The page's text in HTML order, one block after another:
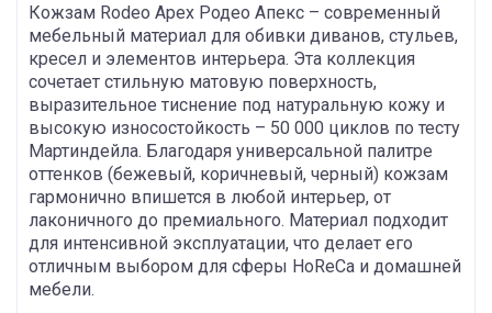
Кожзам Rodeo Apex Родео Апекс – современный
мебельный материал для обивки диванов, стульев,
кресел и элементов интерьера. Эта коллекция
сочетает стильную матовую поверхность,
выразительное тиснение под натуральную кожу и
высокую износостойкость – 50 000 циклов по тесту
Мартиндейла. Благодаря универсальной палитре
оттенков (бежевый, коричневый, черный) кожзам
гармонично впишется в любой интерьер, от
лаконичного до премиального. Материал подходит
для интенсивной эксплуатации, что делает его
отличным выбором для сферы HoReCa и домашней
мебели.